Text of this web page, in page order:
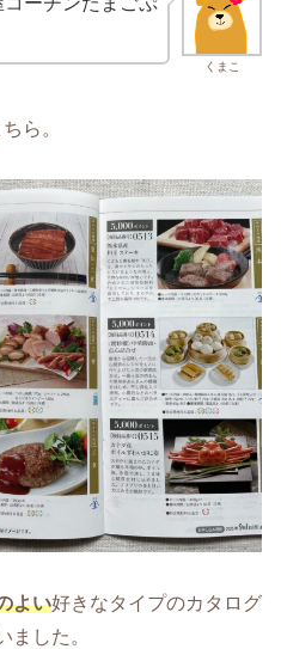
くまこ
ら。
よい好きなタイプのカタログ
ました。